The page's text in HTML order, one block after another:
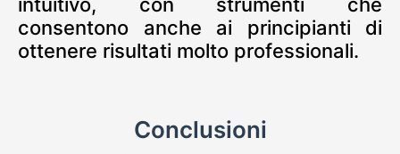
consentono anche ai principianti di
ottenere risultati molto professionali.
Conclusioni